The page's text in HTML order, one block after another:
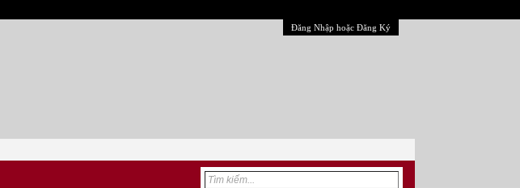
Đăng Nhập hoặc Đăng Ký